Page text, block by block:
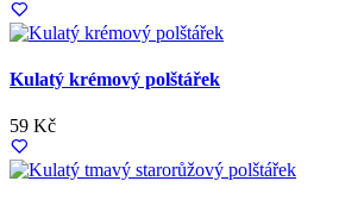
Kulatý krémový polštářek
59 Kč